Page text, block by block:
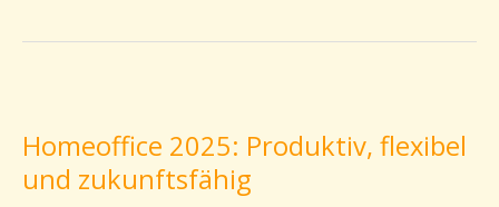
Homeoffice 2025: Produktiv, flexibel
und zukunftsfähig
Produktiv,
flexibel
und